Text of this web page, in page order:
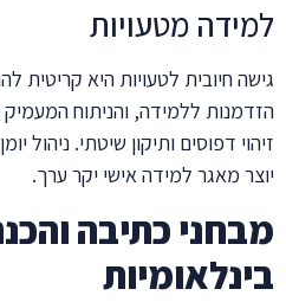
למידה מטעויות
גישה חיובית לטעויות היא קריטית
הזדמנות ללמידה, והניתוח
זיהוי דפוסים ותיקון שיטתי. ניהול
יוצר מאגר למידה אישי יקר ערך.
מבחני כתיבה
בינלאומיות